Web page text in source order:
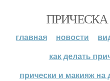
главная новости
как делать
прически и макияж на